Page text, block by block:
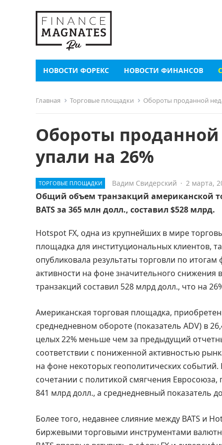
НОВОСТИ ФОРЕКС НОВОСТИ ФИНАНСОВ
Главная Торговые площадки Обороты проданной
Обороты
упали на 26%
ТОРГОВЫЕ ПЛОЩАДКИ Вадим Свидерский · 2 марта,
Общий объем транзакций американской
BATS за 365 млн долл., составил $528 млрд.
Hotspot FX, одна из крупнейших в мире
площадка для институциональных клиентов,
опубликовала результаты торговли по
активности на фоне значительного
транзакций составил 528 млрд долл., что на
Американская торговая площадка,
среднедневном обороте (показатель ADV) в
целых 22% меньше чем за предыдущий
соответствии с пониженной активностью
на фоне некоторых геополитических
сочетании с политикой смягчения
841 млрд долл., а среднедневный показатель
Более того, недавнее слияние между BATS и
биржевыми торговыми инструментами